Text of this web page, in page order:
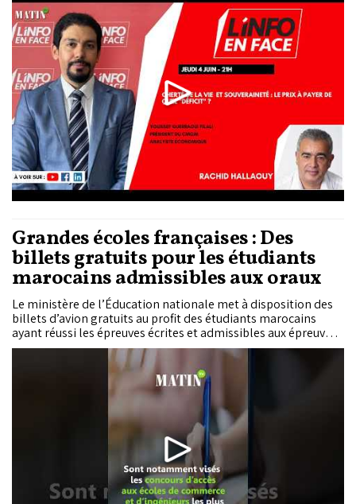
économique.
Grandes écoles françaises : Des
billets gratuits pour les étudiants
marocains admissibles aux oraux
Le ministère de l’Éducation nationale met à disposition des
billets d’avion gratuits au profit des étudiants marocains
ayant réussi les épreuves écrites et admissibles aux épreuves
orales des grandes écoles françaises. Cette mesure concerne
les candidats issus des Centres préparatoires aux grandes
écoles (CPGE) au Maroc pour la...